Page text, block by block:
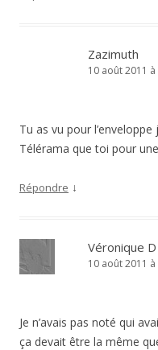
Zazimuth
10 août 2011
Tu as vu pour
Télérama que toi pour
Répondre ↓
Véronique D
10 août 2011
Je n’avais pas noté qui
ça devait être la même